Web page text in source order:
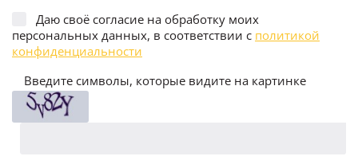
Даю своё согласие на обработку моих
персональных данных, в соответствии с политикой
конфиденциальности
Введите символы, которые видите на картинке